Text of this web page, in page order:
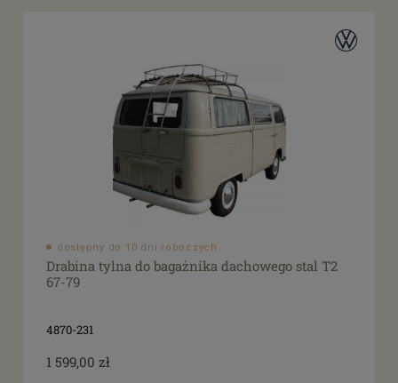
dostępny do 10 dni roboczych
Drabina tylna do bagażnika dachowego stal T2
67-79
4870-231
1 599,00 zł